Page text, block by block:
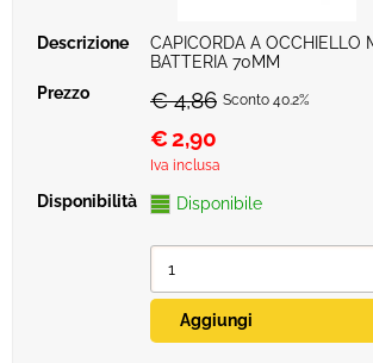
CAPICORDA A OCCHIELLO
BATTERIA 70MM
€ 4,86 Sconto 40.2%
€2,90
Iva inclusa
Disponibile